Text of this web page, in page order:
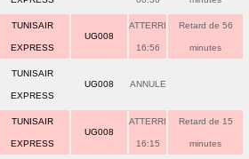
TUNISAIR
EXPRESS
UG008
ATTERRI
16:56
Retard de 56
minutes
TUNISAIR
EXPRESS
UG008 ANNULE
TUNISAIR
EXPRESS
UG008
ATTERRI
16:15
Retard de 15
minutes